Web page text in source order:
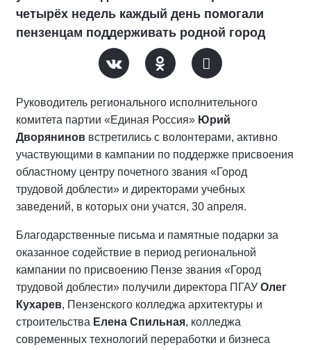
четырёх недель каждый день помогали
пензенцам поддерживать родной город
Руководитель регионального исполнительного
комитета партии «Единая Россия» Юрий
Дворянинов встретились с волонтерами, активно
участвующими в кампании по поддержке присвоения
областному центру почетного звания «Город
трудовой доблести» и директорами учебных
заведений, в которых они учатся, 30 апреля.
Благодарственные письма и памятные подарки за
оказанное содействие в период региональной
кампании по присвоению Пензе звания «Город
трудовой доблести» получили директора ПГАУ Олег
Кухарев, Пензенского колледжа архитектуры и
строительства Елена Спильная, колледжа
современных технологий переработки и бизнеса